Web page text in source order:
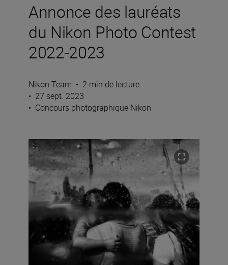
Annonce des lauréats
du Nikon Photo Contest
2022-2023
Nikon Team • 2 min de lecture
• 27 sept. 2023
• Concours photographique Nikon